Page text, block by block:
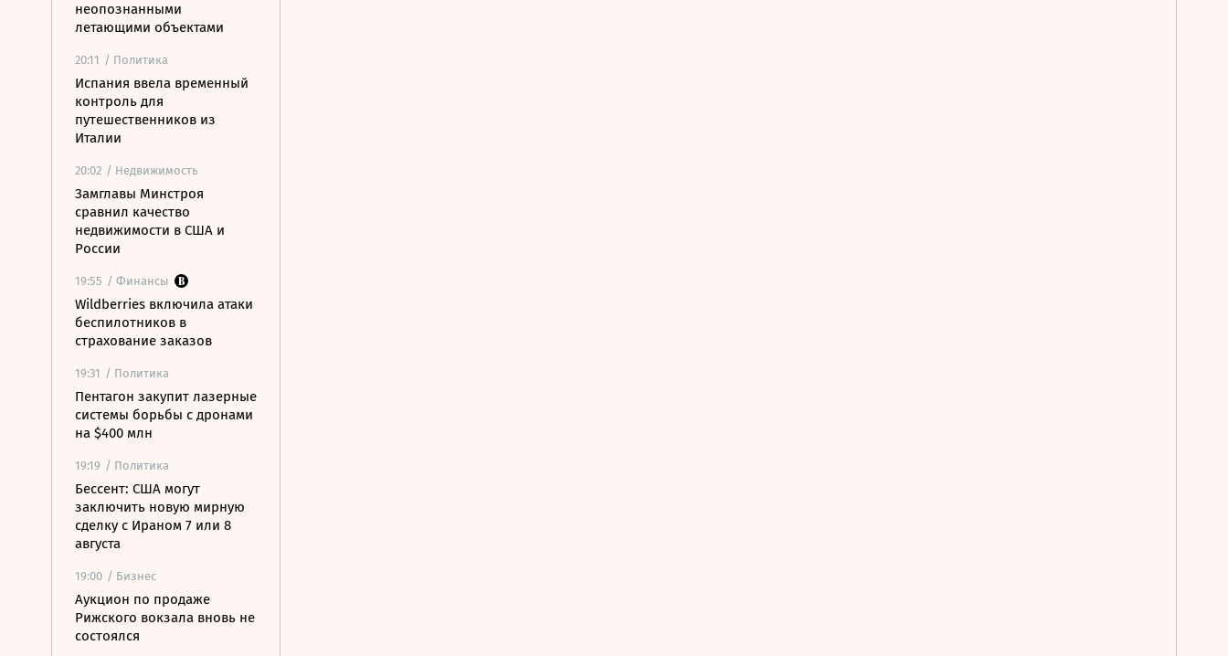
неопознанными
летающими объектами
20:11 / Политика
Испания ввела временный
контроль для
путешественников из
Италии
20:02 / Недвижимость
Замглавы Минстроя
сравнил качество
недвижимости в США и
России
19:55 / Финансы
Wildberries включила атаки
беспилотников в
страхование заказов
19:31 / Политика
Пентагон закупит лазерные
системы борьбы с дронами
на $400 млн
19:19 / Политика
Бессент: США могут
заключить новую мирную
сделку с Ираном 7 или 8
августа
19:00 / Бизнес
Аукцион по продаже
Рижского вокзала вновь не
состоялся